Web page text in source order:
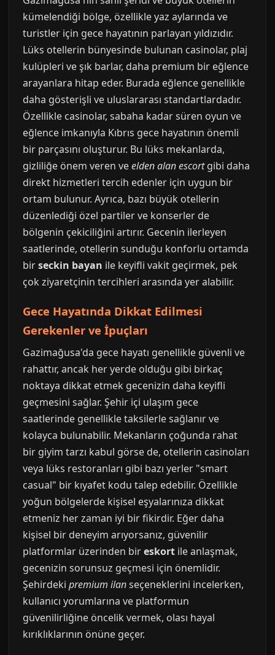
kümelendiği bölge, özellikle yaz aylarında ve
turistler için gece hayatının parlayan yıldızıdır.
Lüks otellerin bünyesinde bulunan casinolar, plaj
kulüpleri ve şık barlar, daha premium bir eğlence
arayanlara hitap eder. Burada eğlence genellikle
daha gösterişli ve uluslararası standartlardadır.
Özellikle casinolar, sabaha kadar süren oyun ve
eğlence imkanıyla Kıbrıs gece hayatının önemli
bir parçasını oluşturur. Bu lüks mekanlarda,
gizliliğe önem veren veelden alan escortgibi daha
direkt hizmetleri tercih edenler için uygun bir
ortam bulunur. Ayrıca, bazı büyük otellerin
düzenlediği özel partiler ve konserler de
bölgenin çekiciliğini artırır. Gecenin ilerleyen
saatlerinde, otellerin sunduğu konforlu ortamda
birseckin bayan ile keyifli vakit geçirmek, pek
çok ziyaretçinin tercihleri arasında yer alabilir.
Gece Hayatında Dikkat Edilmesi
Gerekenler ve İpuçları
Gazimağusa'da gece hayatı genellikle güvenli ve
rahattır, ancak her yerde olduğu gibi birkaç
noktaya dikkat etmek gecenizin daha keyifli
geçmesini sağlar. Şehir içi ulaşım gece
saatlerinde genellikle taksilerle sağlanır ve
kolayca bulunabilir. Mekanların çoğunda rahat
bir giyim tarzı kabul görse de, otellerin casinoları
veya lüks restoranları gibi bazı yerler "smart
casual" bir kıyafet kodu talep edebilir. Özellikle
yoğun bölgelerde kişisel eşyalarınıza dikkat
etmeniz her zaman iyi bir fikirdir. Eğer daha
kişisel bir deneyim arıyorsanız, güvenilir
platformlar üzerinden bireskort ile anlaşmak,
gecenizin sorunsuz geçmesi için önemlidir.
Şehirdeki premium ilanseçeneklerini incelerken,
kullanıcı yorumlarına ve platformun
güvenilirliğine öncelik vermek, olası hayal
kırıklıklarının önüne geçer.